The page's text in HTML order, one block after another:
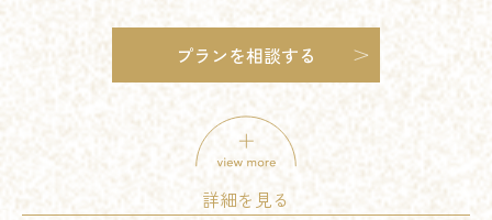
プランを相談する
挙式料：- 料理：⚪︎ 飲み物：⚪︎
席料：-
介添料：- 美容着付：⚪︎
詳細を見る